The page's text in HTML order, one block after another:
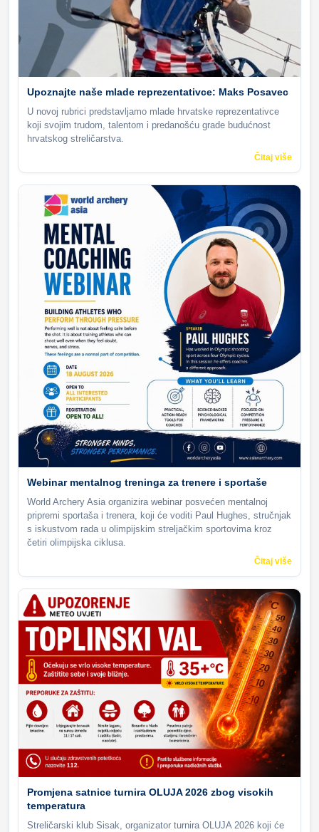
Upoznajte naše mlade reprezentativce: Maks Posavec
U novoj rubrici predstavljamo mlade hrvatske reprezentativce
koji svojim trudom, talentom i predanošću grade budućnost
hrvatskog streličarstva.
Čitaj više
Webinar mentalnog treninga za trenere i sportaše
World Archery Asia organizira webinar posvećen mentalnoj
pripremi sportaša i trenera, koji će voditi Paul Hughes, stručnjak
s iskustvom rada u olimpijskim streljačkim sportovima kroz
četiri olimpijska ciklusa.
Čitaj više
Promjena satnice turnira OLUJA 2026 zbog visokih
temperatura
Streličarski klub Sisak, organizator turnira OLUJA 2026 koji će